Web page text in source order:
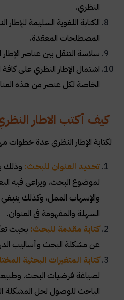
النظري.
الكتابة اللغوية السليمة للإطار
المصطلحات المعقدة.
سلاسة التنقل بين عناصر
اشتمال الإطار النظري على كافة
الخاصة لكل عنصر من هذه
كيف أكتب الاطار
لكتابة الإطار النظري عدة خطوات
تحديد العنوان للبحث: وذلك
لموضوع البحث. ويراعى فيه
والإسهاب الممل، وكذلك
السهلة والمفهومة في العنوان.
كتابة مقدمة للبحث: بحيث
عن مشكلة البحث وأساليب
كتابة المتغيرات البحثية
لصياغة فرضيات البحث. وطبيعة
الباحث للوصول لحل المشكلة